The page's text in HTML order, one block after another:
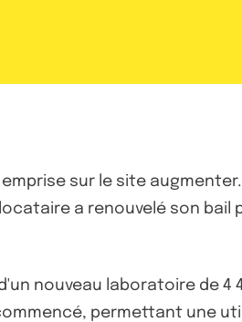
sur le site
a renouvelé son bail
nouveau laboratoire de 4
permettant une